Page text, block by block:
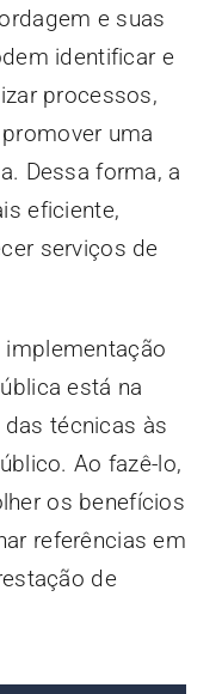
e suas
identificar e
processos,
uma
Dessa forma, a
eficiente,
serviços de
está na
técnicas às
Ao fazê-lo,
os benefícios
referências em
de